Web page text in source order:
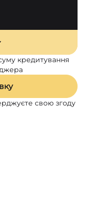
кредитування
свою згоду